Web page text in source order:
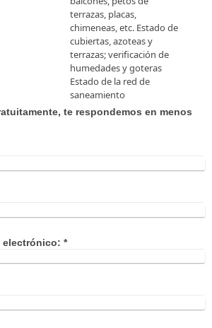
terrazas, placas,
chimeneas, etc. Estado de
cubiertas, azoteas y
terrazas; verificación de
humedades y goteras
Estado de la red de
saneamiento
te respondemos en menos
electrónico: *